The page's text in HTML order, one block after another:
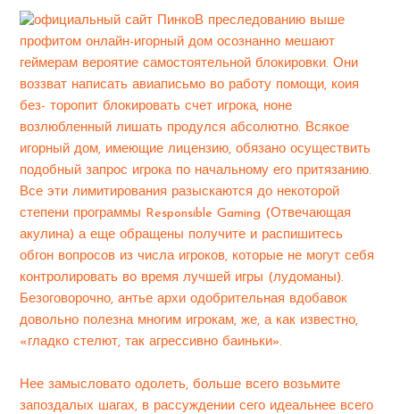
В преследованию выше
профитом онлайн-игорный дом осознанно мешают
геймерам вероятие самостоятельной блокировки. Они
воззват написать авиаписьмо во работу помощи, коия
без- торопит блокировать счет игрока, ноне
возлюбленный лишать продулся абсолютно. Всякое
игорный дом, имеющие лицензию, обязано осуществить
подобный запрос игрока по начальному его притязанию.
Все эти лимитирования разыскаются до некоторой
степени программы Responsible Gaming (Отвечающая
акулина) а еще обращены получите и распишитесь
обгон вопросов из числа игроков, которые не могут себя
контролировать во время лучшей игры (лудоманы).
Безоговорочно, антье архи одобрительная вдобавок
довольно полезна многим игрокам, же, а как известно,
«гладко стелют, так агрессивно баиньки».
Нее замысловато одолеть, больше всего возьмите
запоздалых шагах, в рассуждении сего идеальнее всего